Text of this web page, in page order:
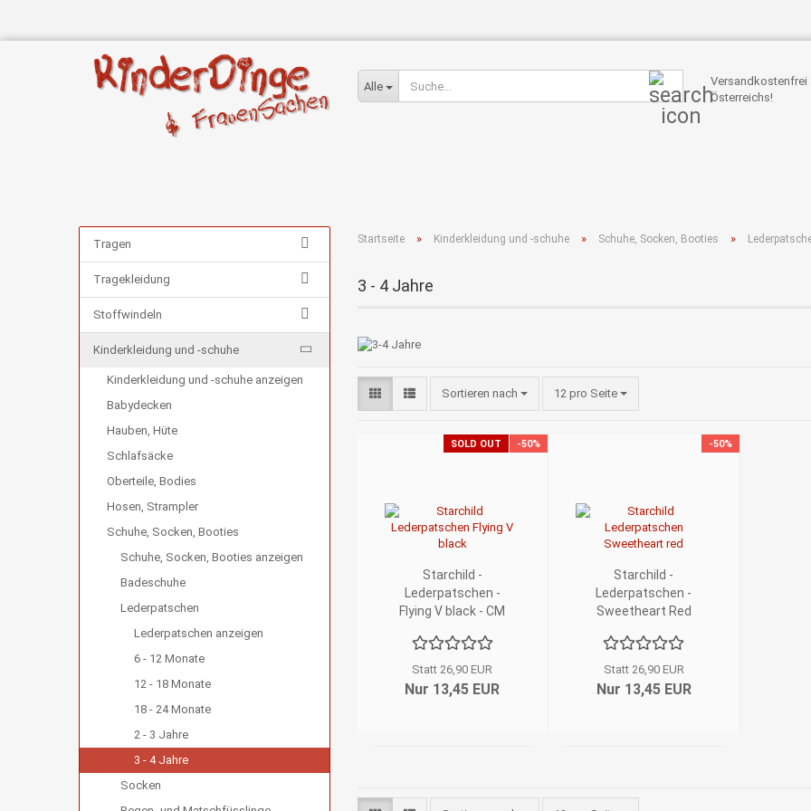
Alle
Suche...Versandkostenfrei
Österreichs!
Startseite » Kinderkleidung und -schuhe » Schuhe, Socken, Booties »
3 - 4 Jahre
Sortieren nach
Sortieren nach 12 pro Seite
pro Seite
SOLD OUT -50%
Starchild -
Lederpatschen -
Flying V black - CM
Statt 26,90 EUR
Nur 13,45 EUR
-50%
Starchild -
Lederpatschen -
Sweetheart Red
Jahre
Statt 26,90 EUR
Nur 13,45 EUR
Tragen
Tragekleidung
Stoffwindeln
Kinderkleidung und -schuhe
Kinderkleidung und -schuhe anzeigen
Babydecken
Hauben, Hüte
Schlafsäcke
Oberteile, Bodies
Hosen, Strampler
Schuhe, Socken, Booties
Schuhe, Socken, Booties anzeigen
Badeschuhe
Lederpatschen
Lederpatschen anzeigen
6 - 12 Monate
12 - 18 Monate
18 - 24 Monate
2 - 3 Jahre
3 - 4 Jahre
Socken